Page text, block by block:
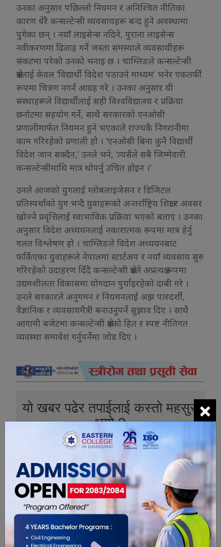
उनका अनुसार पछिल्लो नियमन र अनिश्चित नीतिका
कारण धेरै कन्सल्टेन्सी व्यवसायहरू बन्द हुने अवस्थामा
पुगेका छन् । नयाँ लाइसेन्स नदिने, पुराना लाइसेन्स
नवीकरणमा ढिलाइ गर्ने जस्ता समस्याले व्यवसायीहरू
संकटमा परेको उनको भनाइ छ । चाम्लिङले कन्सल्टेन्सी
क्षेत्रलाई केवल ‘विद्यार्थी विदेश पठाउने माध्यम’ भनेर एकतर्फी
रूपमा चित्रण नगर्न आग्रह गरे । उनका अनुसार यी
संस्थाहरूले विद्यार्थीलाई सही विश्वविद्यालय र प्रक्रिया
छनोटमा सहयोग गर्ने, साथै सरकारको एनओसी
प्रणालीमार्फत नियमन हुने भएकाले राज्यकै निगरानीमा
काम गरिरहेको प्रणाली हो । ‘एनओसी बिना कुनै विद्यार्थी
विदेश जान सक्दैन,’ उनले भने, ‘त्यसैले सबै जिम्मेवारी
कन्सल्टेन्सीमाथि मात्र थोपर्नु उचित होइन ।’
उनले आजको युगलाई ग्लोबलाइजेसन र डिजिटल
प्रतिस्पर्धाको युग भन्दै युवाहरूको अन्तर्राष्ट्रिय शिक्षा र अवसर
खोज्ने प्रवृत्तिलाई स्वाभाविक प्रक्रिया भएको बताए । उनका
अनुसार विदेश अध्ययनलाई नकारात्मक रूपमा मात्र हेर्नु
गलत विश्लेषण हो । चाम्लिङले विदेश अध्ययनबाट
फर्किएका युवाहरूले नेपालमा स्टार्टअप र नयाँ व्यवसाय सुरु
गरिरहेको उदाहरण दिँदै कन्सल्टेन्सी क्षेत्रले अप्रत्यक्ष रूपमा
उद्यमशीलता विकासमा योगदान पुर्याइरहेको दाबी गरे ।
उनले सरकारले अनुगमन र नियमनलाई अझ पारदर्शी,
वैज्ञानिक र व्यवसायमैत्री बनाउनुपर्ने सुझाव दिए । साथै
आगामी बजेटमा कन्सल्टेन्सी क्षेत्रको हित र स्पष्ट नीतिगत
व्यवस्था समावेश गर्नुपर्नेमा जोड दिए ।
यो खबर पढेर तपाईलाई कस्तो महसुस
भयो ?
0 0 0 0
×